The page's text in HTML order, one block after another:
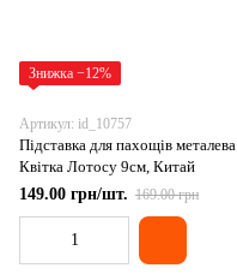
Знижка −12%
Артикул: id_10757
Підставка для пахощів металева
Квітка Лотосу 9см, Китай
149.00 грн/шт. 169.00 грн